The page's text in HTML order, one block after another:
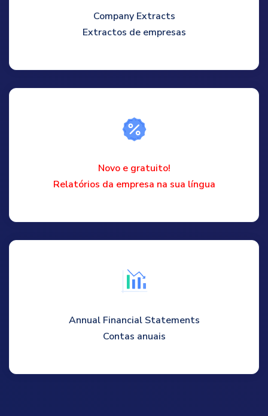
Company Extracts
Extractos de empresas
Novo e gratuito!
Relatórios da empresa na sua língua
Annual Financial Statements
Contas anuais